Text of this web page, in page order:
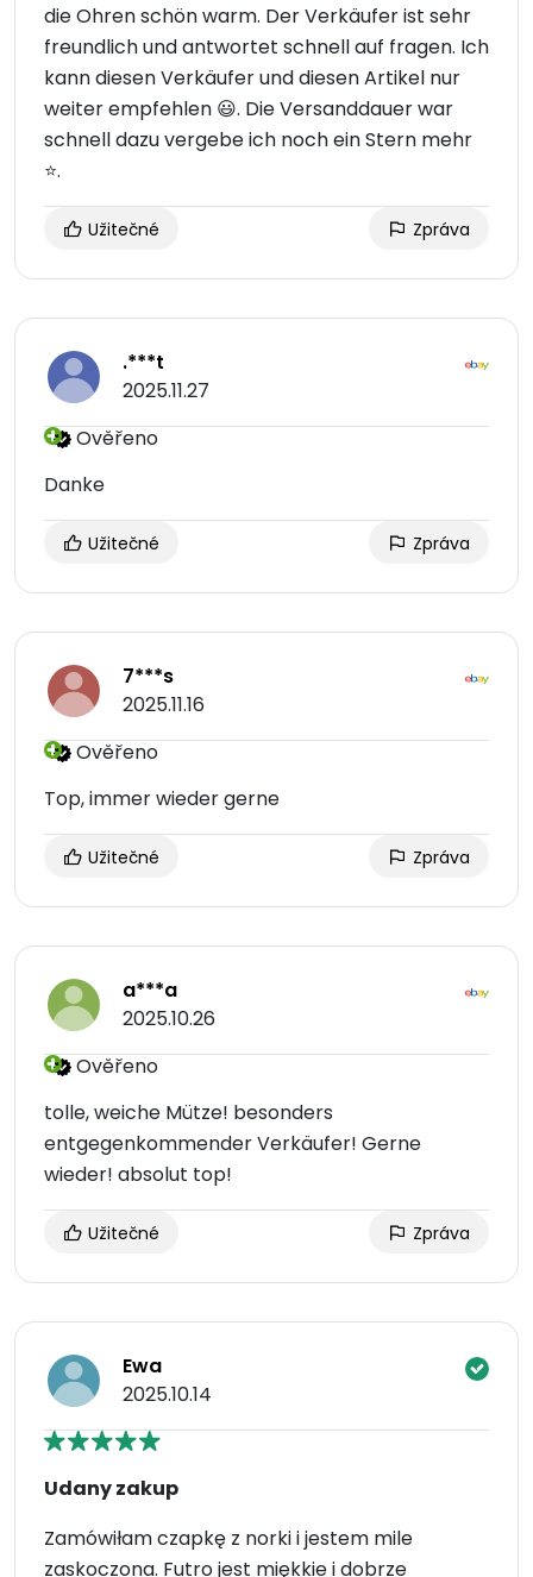
die Ohren schön warm. Der Verkäufer ist sehr
freundlich und antwortet schnell auf fragen. Ich
kann diesen Verkäufer und diesen Artikel nur
weiter empfehlen 😃. Die Versanddauer war
schnell dazu vergebe ich noch ein Stern mehr
⭐.
Užitečné Zpráva
.***t
2025.11.27
Ověřeno
Danke
Užitečné Zpráva
7***s
2025.11.16
Ověřeno
Top, immer wieder gerne
Užitečné Zpráva
a***a
2025.10.26
Ověřeno
tolle, weiche Mütze! besonders
entgegenkommender Verkäufer! Gerne
wieder! absolut top!
Užitečné Zpráva
Ewa
2025.10.14
Udany zakup
Zamówiłam czapkę z norki i jestem mile
zaskoczona. Futro jest miękkie i dobrze